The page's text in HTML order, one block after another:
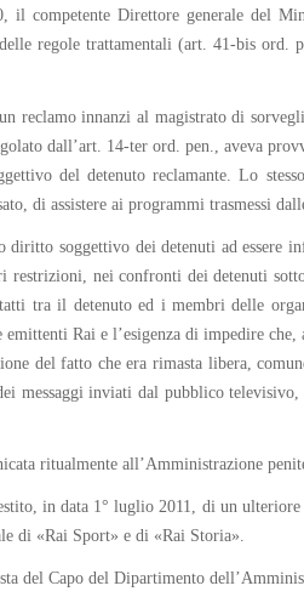
Direttore generale del
regole trattamentali (art. 41-bis
reclamo innanzi al magistrato di
dall’art. 14-ter ord. pen., aveva
del detenuto reclamante. Lo
di assistere ai programmi trasmessi
soggettivo dei detenuti ad essere
nei confronti dei detenuti
tra il detenuto ed i membri delle
Rai e l’esigenza di impedire
del fatto che era rimasta libera,
inviati dal pubblico
ritualmente all’Amministrazione
in data 1° luglio 2011, di un
di «Rai Sport» e di «Rai Storia».
del Capo del Dipartimento